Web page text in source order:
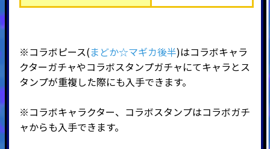
※コラボピース(まどか☆マギカ後半)はコラボキャラ
クターガチャやコラボスタンプガチャにてキャラとス
タンプが重複した際にも入手できます。
※コラボキャラクター、コラボスタンプはコラボガチ
ャからも入手できます。